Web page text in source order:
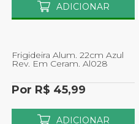
ADICIONAR
Frigideira Alum. 22cm Azul
Rev. Em Ceram. Al028
Por R$ 45,99
ADICIONAR